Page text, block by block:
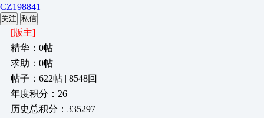
CZ198841
关注 私信
[版主]
精华：0帖
求助：0帖
帖子：622帖 | 8548回
年度积分：26
历史总积分：335297